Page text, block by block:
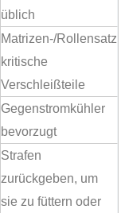
üblich
Matrizen-/Rollensatz
kritische
Verschleißteile
Gegenstromkühler
bevorzugt
Strafen
zurückgeben, um
sie zu füttern oder